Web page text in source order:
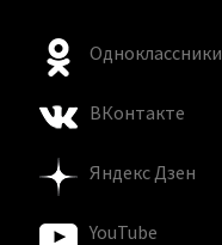
Одноклассники
ВКонтакте
Яндекс Дзен
YouTube